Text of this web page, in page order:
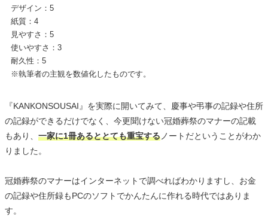
デザイン：5
紙質：4
見やすさ：5
使いやすさ：3
耐久性：5
※執筆者の主観を数値化したものです。
『KANKONSOUSAI』を実際に開いてみて、慶事や弔事の記録や住所
の記録ができるだけでなく、今更聞けない冠婚葬祭のマナーの記載
もあり、 一家に1冊あるととても重宝する ノートだということがわか
りました。
冠婚葬祭のマナーはインターネットで調べればわかりますし、お金
の記録や住所録もPCのソフトでかんたんに作れる時代ではありま
す。